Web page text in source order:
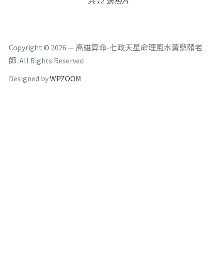
Copyright © 2026 — 高雄算命-七政天星命理風水黃鼎頤老
師. All Rights Reserved
Designed byWPZOOM